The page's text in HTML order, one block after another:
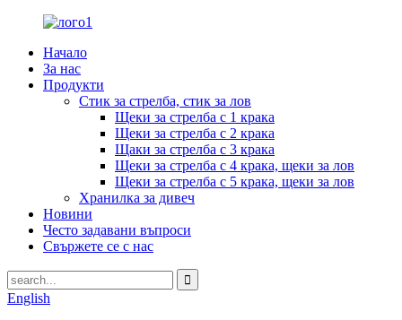
Начало
За нас
Продукти
Стик за стрелба, стик за лов
Щеки за стрелба с 1 крака
Щеки за стрелба с 2 крака
Щаки за стрелба с 3 крака
Щеки за стрелба с 4 крака, щеки за лов
Щеки за стрелба с 5 крака, щеки за лов
Хранилка за дивеч
Новини
Често задавани въпроси
Свържете се с нас
English